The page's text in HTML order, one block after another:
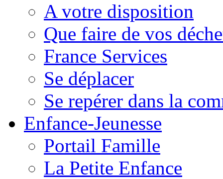
A votre disposition
Que faire de vos
France Services
Se déplacer
Se repérer dans la
Enfance-Jeunesse
Portail Famille
La Petite Enfance